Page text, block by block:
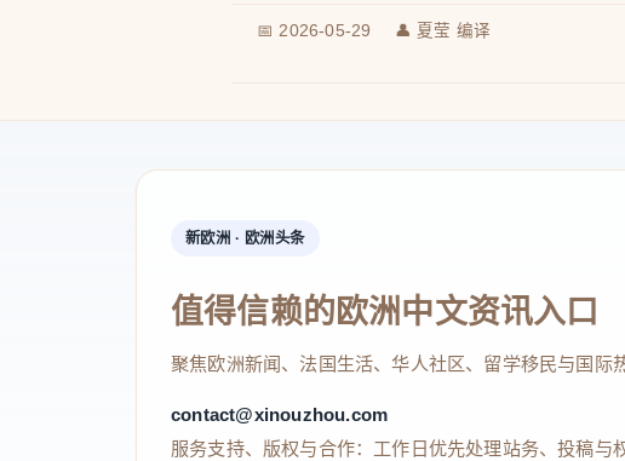
📅 2026-05-29 👤 夏莹 编译
新欧洲 · 欧洲头条
值得信赖的欧洲中文资讯入口
聚焦欧洲新闻、法国生活、华人社区、留学移民与国
contact@xinouzhou.com
服务支持、版权与合作：工作日优先处理站务、投稿与